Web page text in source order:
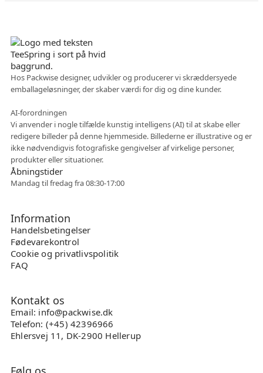
Hos Packwise designer, udvikler og producerer vi skræddersyede
emballageløsninger, der skaber værdi for dig og dine kunder.
AI-forordningen
Vi anvender i nogle tilfælde kunstig intelligens (AI) til at skabe eller
redigere billeder på denne hjemmeside. Billederne er illustrative og er
ikke nødvendigvis fotografiske gengivelser af virkelige personer,
produkter eller situationer.
Åbningstider
Mandag til fredag fra 08:30-17:00
Information
Handelsbetingelser
Fødevarekontrol
Cookie og privatlivspolitik
FAQ
Kontakt os
Email: info@packwise.dk
Telefon: (+45) 42396966
Ehlersvej 11, DK-2900 Hellerup